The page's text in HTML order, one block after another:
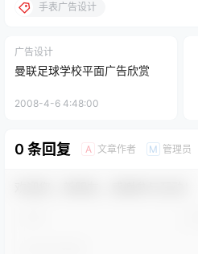
手表广告设计
广告设计
曼联足球学校平面广告欣赏
2008-4-6 4:48:00
0 条回复 A 文章作者 M 管理员